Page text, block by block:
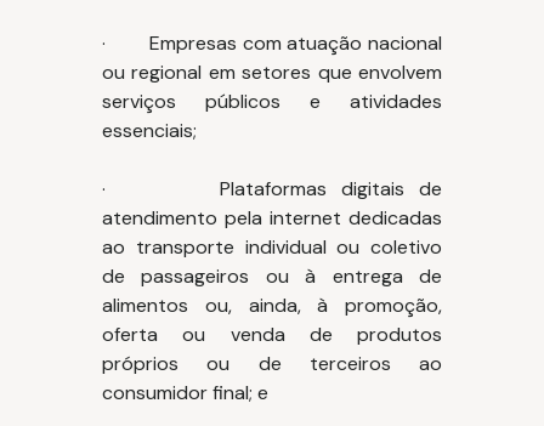
· Empresas com atuação nacional
ou regional em setores que envolvem
serviços públicos e atividades
essenciais;
· Plataformas digitais de
atendimento pela internet dedicadas
ao transporte individual ou coletivo
de passageiros ou à entrega de
alimentos ou, ainda, à promoção,
oferta ou venda de produtos
próprios ou de terceiros ao
consumidor final; e